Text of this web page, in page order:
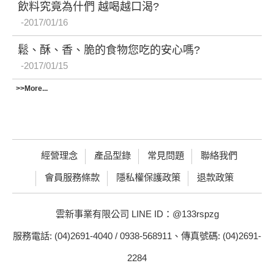
飲料究竟為什們 越喝越口渴?
2017/01/16
鬆、酥、香、脆的食物您吃的安心嗎?
2017/01/15
>>More...
經營理念 產品型錄 常見問題 聯絡我們
會員服務條款 隱私權保護政策 退款政策
雲新事業有限公司 LINE ID：@133rspzg
服務電話: (04)2691-4040 / 0938-568911、傳真號碼: (04)2691-
2284